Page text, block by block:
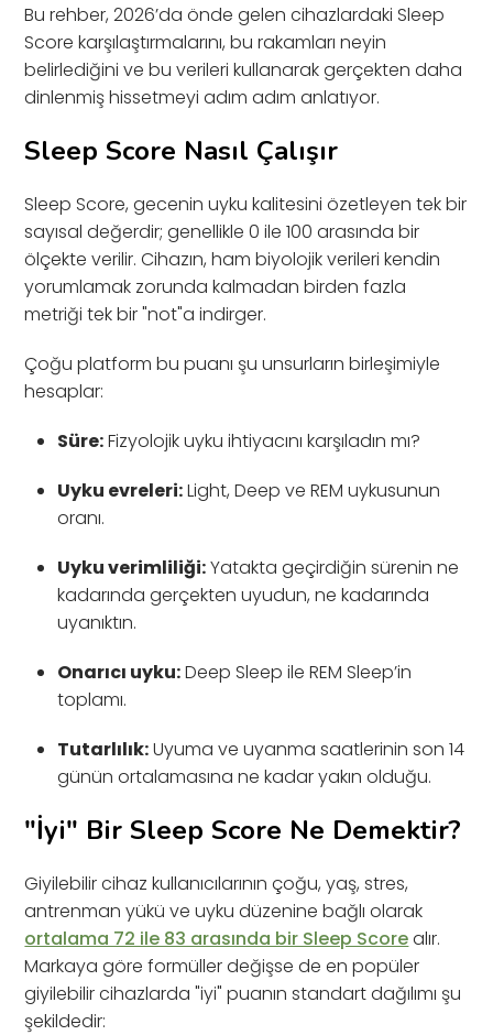
Bu rehber, 2026’da önde gelen cihazlardaki Sleep
Score karşılaştırmalarını, bu rakamları neyin
belirlediğini ve bu verileri kullanarak gerçekten daha
dinlenmiş hissetmeyi adım adım anlatıyor.
Sleep Score Nasıl Çalışır
Sleep Score, gecenin uyku kalitesini özetleyen tek bir
sayısal değerdir; genellikle 0 ile 100 arasında bir
ölçekte verilir. Cihazın, ham biyolojik verileri kendin
yorumlamak zorunda kalmadan birden fazla
metriği tek bir "not"a indirger.
Çoğu platform bu puanı şu unsurların birleşimiyle
hesaplar:
Süre:Fizyolojik uyku ihtiyacını karşıladın mı?
Uyku evreleri:Light, Deep ve REM uykusunun
oranı.
Uyku verimliliği:Yatakta geçirdiğin sürenin ne
kadarında gerçekten uyudun, ne kadarında
uyanıktın.
Onarıcı uyku:Deep Sleep ile REM Sleep’in
toplamı.
Tutarlılık:Uyuma ve uyanma saatlerinin son 14
günün ortalamasına ne kadar yakın olduğu.
"İyi" Bir Sleep Score Ne Demektir?
Giyilebilir cihaz kullanıcılarının çoğu, yaş, stres,
antrenman yükü ve uyku düzenine bağlı olarak
ortalama 72 ile 83 arasında bir Sleep Scorealır.
Markaya göre formüller değişse de en popüler
giyilebilir cihazlarda "iyi" puanın standart dağılımı şu
şekildedir: